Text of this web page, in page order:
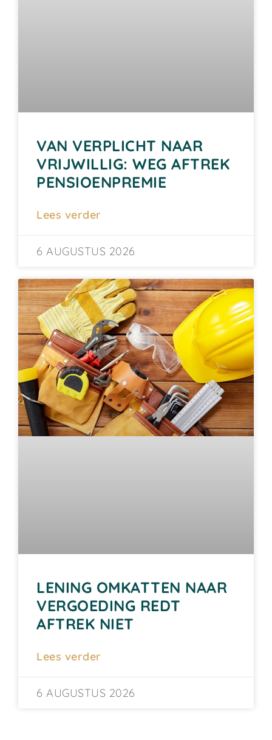
VAN VERPLICHT NAAR
VRIJWILLIG: WEG AFTREK
PENSIOENPREMIE
Lees verder
6 AUGUSTUS 2026
LENING OMKATTEN NAAR
VERGOEDING REDT
AFTREK NIET
Lees verder
6 AUGUSTUS 2026